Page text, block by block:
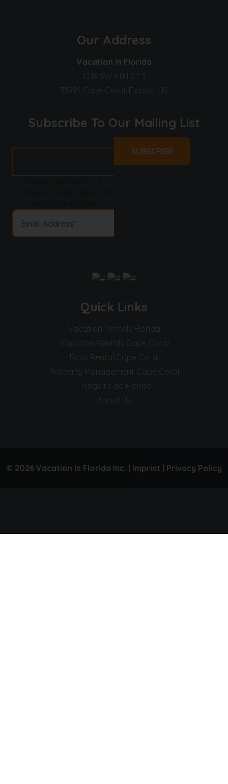
Our Address
Vacation In Florida
1216 SW 4TH ST 3
33991 Cape Coral, Florida, US
Subscribe To Our Mailing List
Quick Links
Vacation Rentals Florida
Vacation Rentals Cape Coral
Boat Rental Cape Coral
Property Management Cape Coral
Things to do Florida
About Us
© 2026 Vacation In Florida Inc. | Imprint | Privacy Policy